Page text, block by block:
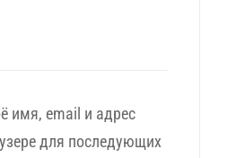
имя, email и адрес
для последующих